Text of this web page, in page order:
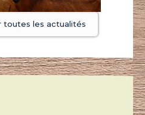
toutes les actualités